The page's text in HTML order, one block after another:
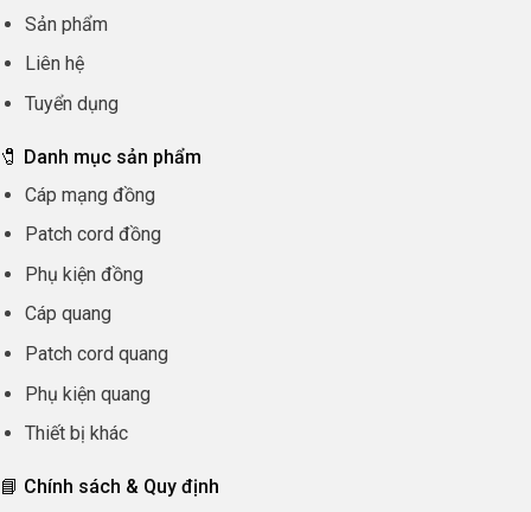
Sản phẩm
Liên hệ
Tuyển dụng
🧷 Danh mục sản phẩm
Cáp mạng đồng
Patch cord đồng
Phụ kiện đồng
Cáp quang
Patch cord quang
Phụ kiện quang
Thiết bị khác
📘 Chính sách & Quy định